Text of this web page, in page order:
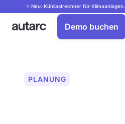
⭐ Neu: Kühllastrechner für Klimaanlagen.
Demo buchen
PLANUNG